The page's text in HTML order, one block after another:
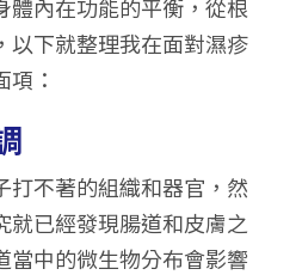
體內在功能的平衡，從根
以下就整理我在面對濕疹
：
打不著的組織和器官，然
就已經發現腸道和皮膚之
當中的微生物分布會影響